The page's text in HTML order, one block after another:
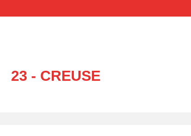
23 - CREUSE